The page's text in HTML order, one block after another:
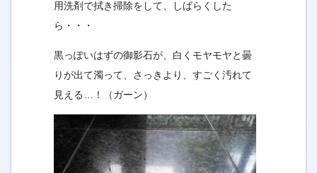
用洗剤で拭き掃除をして、しばらくした
ら・・・
黒っぽいはずの御影石が、白くモヤモヤと曇
りが出て濁って、さっきより、すごく汚れて
見える…！（ガーン）